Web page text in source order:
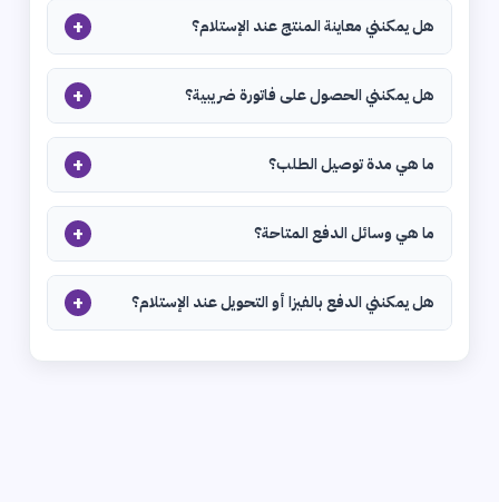
هل يمكنني معاينة المنتج عند الإستلام؟ +
هل يمكنني الحصول على فاتورة ضريبية؟ +
ما هي مدة توصيل الطلب؟ +
ما هي وسائل الدفع المتاحة؟ +
هل يمكنني الدفع بالفيزا أو التحويل عند الإستلام؟ +